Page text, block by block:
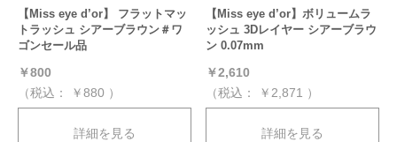
【Miss eye d’or】 フラットマッ
トラッシュ シアーブラウン＃ワ
ゴンセール品
￥800
（税込：
￥880 ）
詳細を見る
【Miss eye d’or】ボリュームラ
ッシュ 3Dレイヤー シアーブラウ
ン 0.07mm
￥2,610
（税込：
￥2,871 ）
詳細を見る